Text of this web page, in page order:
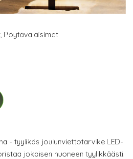
, Pöytävalaisimet
- tyylikäs joulunviettotarvike LED-
jokaisen huoneen tyylikkäästi.